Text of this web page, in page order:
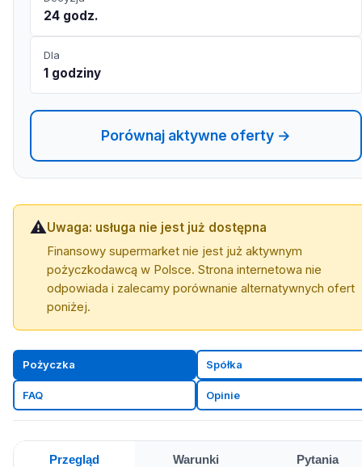
24 godz.
Dla
1 godziny
Porównaj aktywne oferty →
⚠️Uwaga: usługa nie jest już dostępna
Finansowy supermarket nie jest już aktywnym
pożyczkodawcą w Polsce. Strona internetowa nie
odpowiada i zalecamy porównanie alternatywnych ofert
poniżej.
Pożyczka Spółka
FAQ Opinie
Przegląd Warunki Pytania